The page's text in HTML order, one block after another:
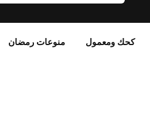
منوعات رمضان كحك ومعمول